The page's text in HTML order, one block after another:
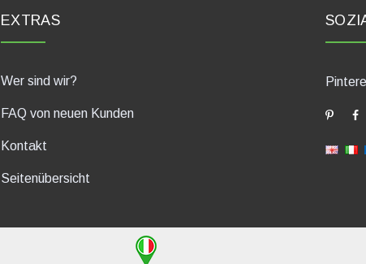
EXTRAS
Wer sind wir?
FAQ von neuen Kunden
Kontakt
Seitenübersicht